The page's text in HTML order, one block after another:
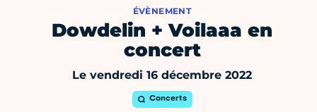
ÉVÈNEMENT
Dowdelin + Voilaaa en
concert
Le vendredi 16 décembre 2022
Concerts